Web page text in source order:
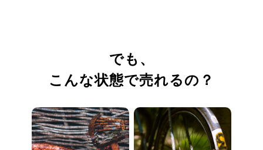
でも、
こんな状態で売れるの？